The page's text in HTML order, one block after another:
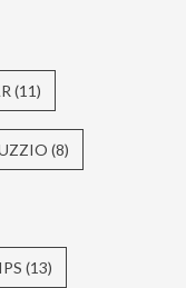
(11)
(8)
(13)